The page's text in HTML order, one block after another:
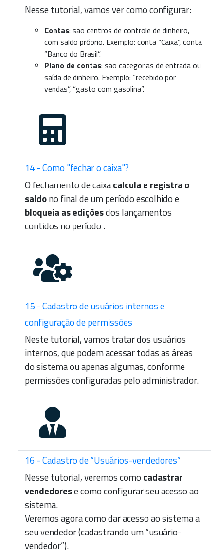
Nesse tutorial, vamos ver como configurar:
Contas: são centros de controle de dinheiro,
com saldo próprio. Exemplo: conta “Caixa”, conta
“Banco do Brasil”.
Plano de contas: são categorias de entrada ou
saída de dinheiro. Exemplo: “recebido por
vendas”, “gasto com gasolina”.
14 - Como "fechar o caixa"?
O fechamento de caixacalcula e registra o
saldono final de um período escolhido e
bloqueia as ediçõesdos lançamentos
contidos no período .
15 - Cadastro de usuários internos e
configuração de permissões
Neste tutorial, vamos tratar dos usuários
internos, que podem acessar todas as áreas
do sistema ou apenas algumas, conforme
permissões configuradas pelo administrador.
16 - Cadastro de “Usuários-vendedores”
Nesse tutorial, veremos como cadastrar
vendedorese como configurar seu acesso ao
sistema.
Veremos agora como dar acesso ao sistema a
seu vendedor (cadastrando um “usuário-
vendedor”).